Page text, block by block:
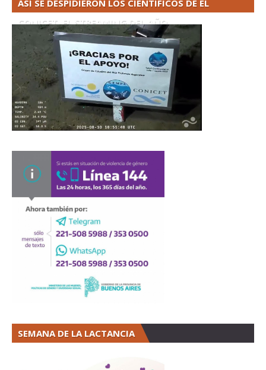
ASÍ SE DESPIDIERON LOS CIENTÍFICOS DE EL
CONICET. EL STREAMING DEL AÑO
SEMANA DE LA LACTANCIA